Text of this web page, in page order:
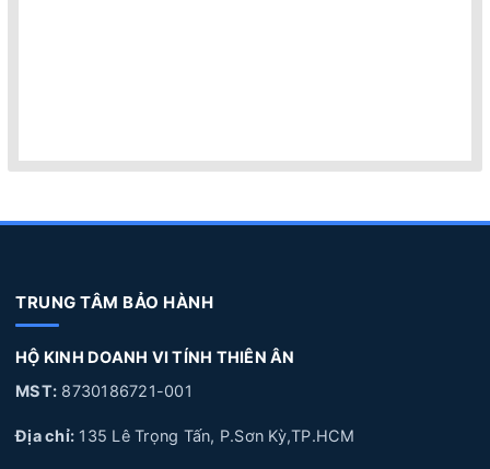
TRUNG TÂM BẢO HÀNH
HỘ KINH DOANH VI TÍNH THIÊN ÂN
MST: 8730186721-001
Địa chỉ: 135 Lê Trọng Tấn, P.Sơn Kỳ,TP.HCM